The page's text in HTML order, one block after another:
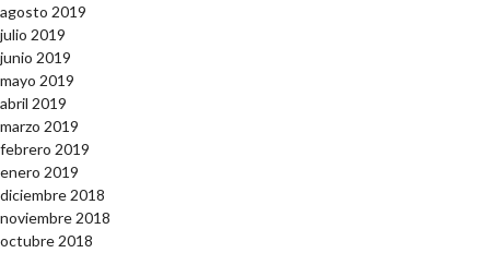
agosto 2019
julio 2019
junio 2019
mayo 2019
abril 2019
marzo 2019
febrero 2019
enero 2019
diciembre 2018
noviembre 2018
octubre 2018